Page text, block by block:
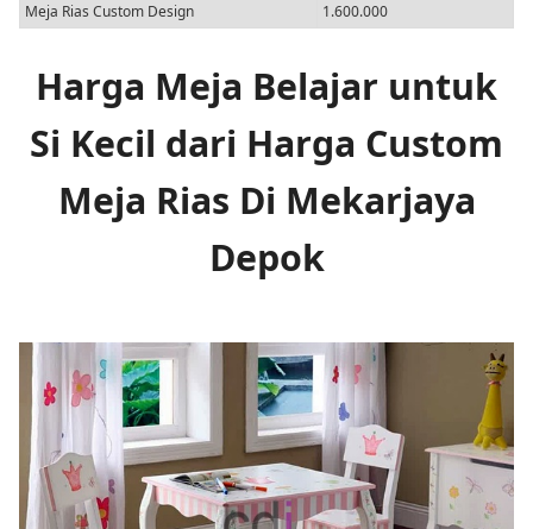
Meja Rias Custom Design
1.600.000
Harga Meja Belajar untuk
Si Kecil dari Harga Custom
Meja Rias Di Mekarjaya
Depok